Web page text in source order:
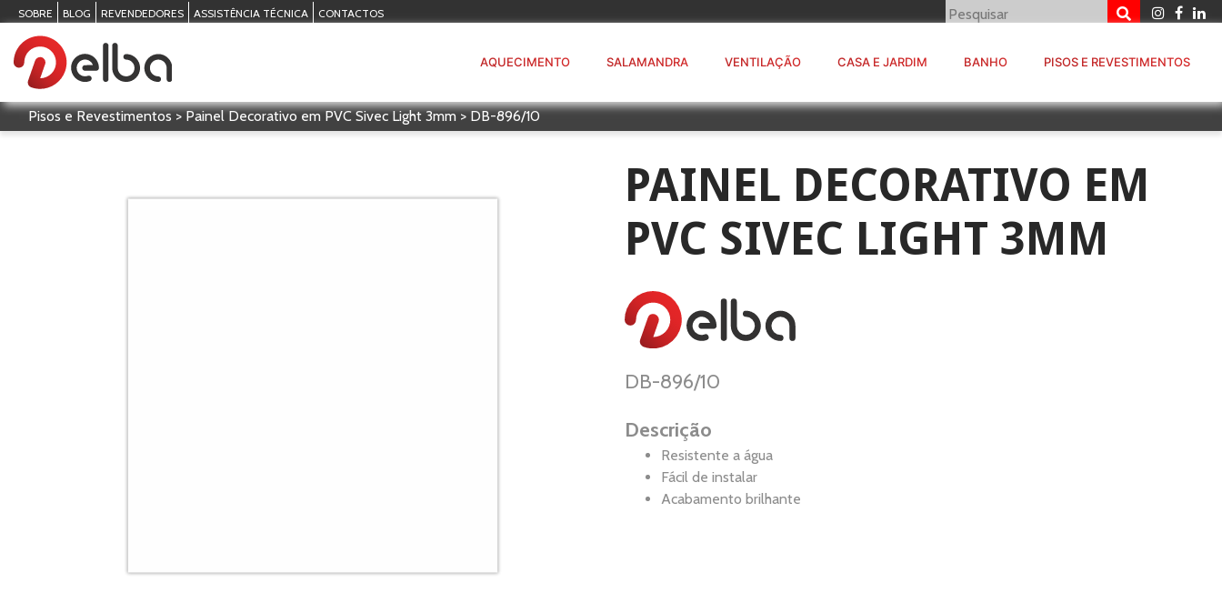
SOBRE BLOG REVENDEDORES ASSISTÊNCIA TÉCNICA CONTACTOS
AQUECIMENTO SALAMANDRA VENTILAÇÃO CASA E JARDIM BANHO PISOS E REVESTIMENTOS
Pisos e Revestimentos > Painel Decorativo em PVC Sivec Light 3mm > DB-896/10
PAINEL DECORATIVO EM
PVC SIVEC LIGHT 3MM
DB-896/10
Descrição
Resistente a água
Fácil de instalar
Acabamento brilhante